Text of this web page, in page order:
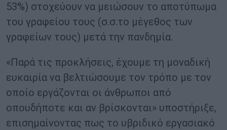
53%) στοχεύουν να μειώσουν το αποτύπωμα
του γραφείου τους (σ.σ.το μέγεθος των
γραφείων τους) μετά την πανδημία.
«Παρά τις προκλήσεις, έχουμε τη μοναδική
ευκαιρία να βελτιώσουμε τον τρόπο με τον
οποίο εργάζονται οι άνθρωποι από
οπουδήποτε και αν βρίσκονται» υποστήριξε,
επισημαίνοντας πως το υβριδικό εργασιακό